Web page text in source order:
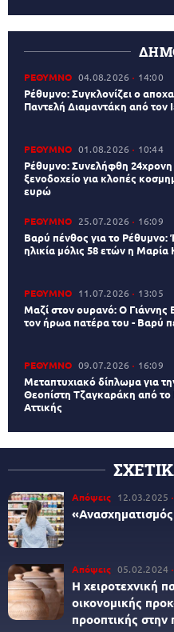
ΡΕΘΥΜΝΟ 04.08.2026 14:00
Ρέθυμνο: Συγκλονίζει ο
Παντελή Διαμαντάκη από τον
ΡΕΘΥΜΝΟ 01.08.2026 10:44
Ρέθυμνο: Συνελήφθη
ξενοδοχείο για κλοπές
ευρώ
ΡΕΘΥΜΝΟ 25.07.2026 16:09
Βαρύ πένθος για το
ηλικία μόλις 58 ετών η
ΡΕΘΥΜΝΟ 11.07.2026 13:05
Μαζί στον ουρανό: Ο Γιάννης
τον ήρωα πατέρα του - Βαρύ
ΡΕΘΥΜΝΟ 09.07.2026 16:09
Μεταπτυχιακό δίπλωμα για
Θεοπίστη Τζαγκαράκη από το
Αττικής
Απόψεις 12.03.2025
Απόψεις 05.02.2024
Η χειροτεχνική
οικονομικής
προοπτικής στην